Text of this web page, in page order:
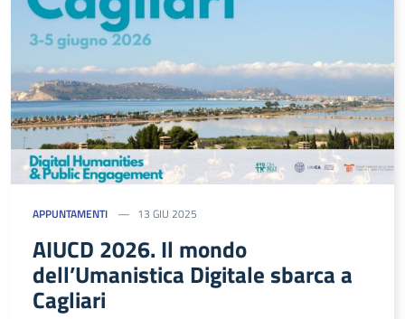
APPUNTAMENTI 13 GIU 2025
AIUCD 2026. Il mondo
dell’Umanistica Digitale sbarca a
Cagliari